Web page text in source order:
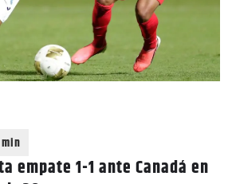
empate 1-1 ante Canadá en